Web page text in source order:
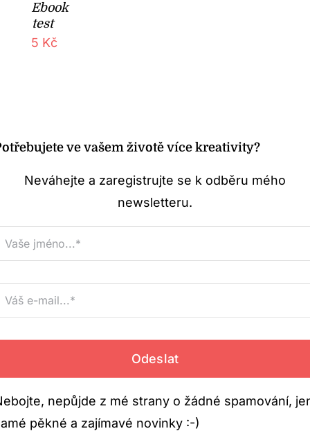
Ebook
test
5 Kč
ve vašem životě více kreativity?
Neváhejte a zaregistrujte se k odběru mého
newsletteru.
nepůjde z mé strany o žádné spamování,
pěkné a zajímavé novinky :-)